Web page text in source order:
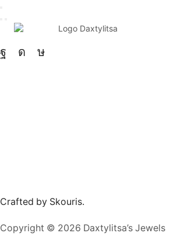
Crafted by Skouris.
Copyright © 2026 Daxtylitsa’s Jewels